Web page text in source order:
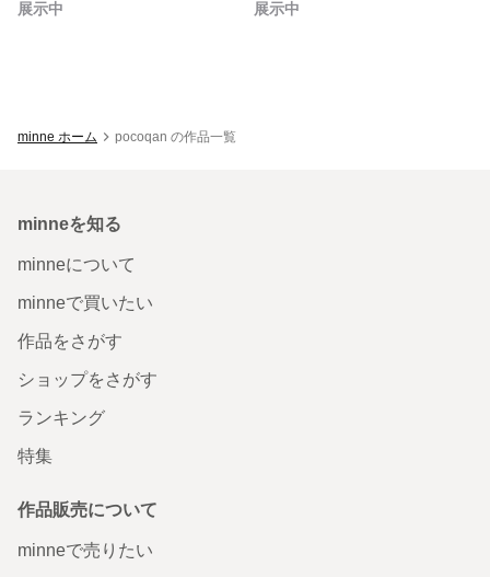
展示中 展示中
minne ホーム pocoqan の作品一覧
minneを知る
minneについて
minneで買いたい
作品をさがす
ショップをさがす
ランキング
特集
作品販売について
minneで売りたい